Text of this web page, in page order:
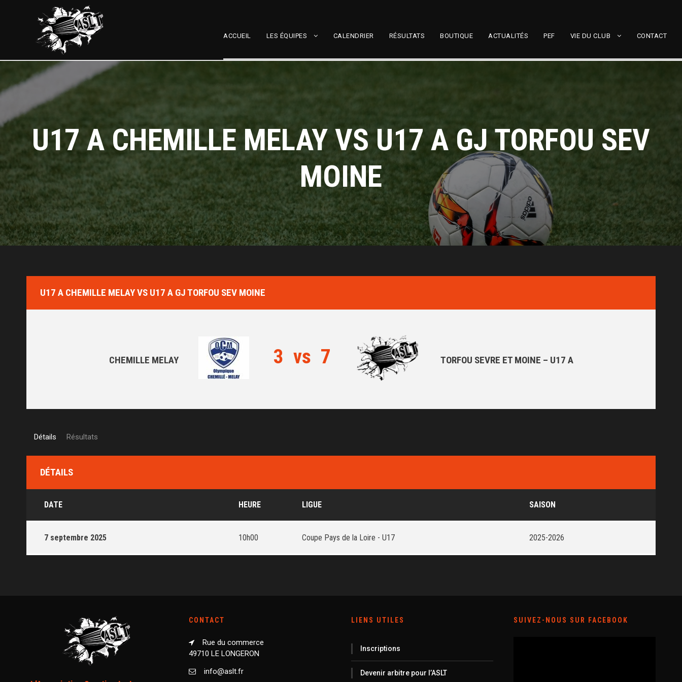
ACCUEIL LES ÉQUIPES CALENDRIER RÉSULTATS BOUTIQUE ACTUALITÉS PEF VIE DU CLUB CONTACT
U17 A CHEMILLE MELAY VS U17 A GJ TORFOU SEV
MOINE
U17 A CHEMILLE MELAY VS U17 A GJ TORFOU SEV MOINE
CHEMILLE MELAY 3 vs 7 TORFOU SEVRE ET MOINE – U17 A
Détails Résultats
DÉTAILS
DATE HEURE LIGUE SAISON
7 septembre 2025 10h00 Coupe Pays de la Loire - U17 2025-2026
CONTACT
Rue du commerce
49710 LE LONGERON
info@aslt.fr
LIENS UTILES
Inscriptions
Devenir arbitre pour l’ASLT
SUIVEZ-NOUS SUR FACEBOOK